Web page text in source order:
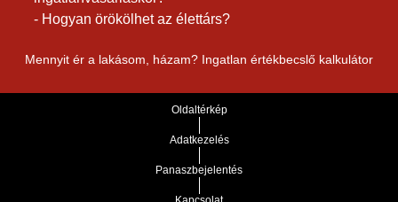
- Hogyan örökölhet az élettárs?
Mennyit ér a lakásom, házam? Ingatlan értékbecslő kalkulátor
Oldaltérkép
Adatkezelés
Panaszbejelentés